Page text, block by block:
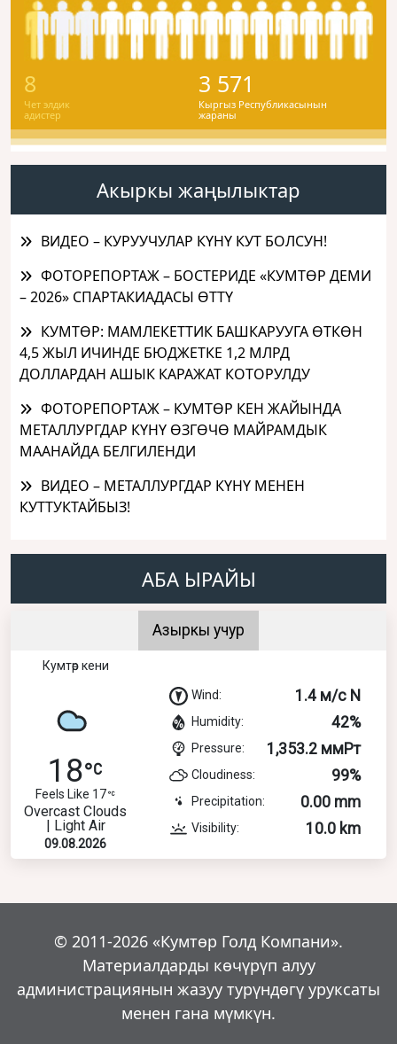
8
Чет элдик
адистер
3 571
Кыргыз Республикасынын
жараны
Акыркы жаңылыктар
ВИДЕО – КУРУУЧУЛАР КҮНҮ КУТ БОЛСУН!
ФОТОРЕПОРТАЖ – БОСТЕРИДЕ «КУМТӨР ДЕМИ
– 2026» СПАРТАКИАДАСЫ ӨТТҮ
КУМТӨР: МАМЛЕКЕТТИК БАШКАРУУГА ӨТКӨН
4,5 ЖЫЛ ИЧИНДЕ БЮДЖЕТКЕ 1,2 МЛРД
ДОЛЛАРДАН АШЫК КАРАЖАТ КОТОРУЛДУ
ФОТОРЕПОРТАЖ – КУМТӨР КЕН ЖАЙЫНДА
МЕТАЛЛУРГДАР КҮНҮ ӨЗГӨЧӨ МАЙРАМДЫК
МААНАЙДА БЕЛГИЛЕНДИ
ВИДЕО – МЕТАЛЛУРГДАР КҮНҮ МЕНЕН
КУТТУКТАЙБЫЗ!
АБА ЫРАЙЫ
Азыркы учур
Кумтөр кени
18
Feels Like 17
Overcast Clouds
| Light Air
09.08.2026
Wind: 1.4 м/с N
Humidity: 42%
Pressure: 1,353.2 ммРт
Cloudiness: 99%
Precipitation: 0.00 mm
Visibility: 10.0 km
© 2011-2026 «Кумтөр Голд Компани».
Материалдарды көчүрүп алуу
администрациянын жазуу турүндөгү уруксаты
менен гана мүмкүн.